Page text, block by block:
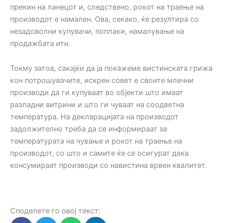
прекин на ланецот и, следствено, рокот на траење на
производот е намален. Ова, секако, ќе резултира со
незадоволни купувачи, поплаки, намалување на
продажбата итн.
Токму затоа, сакајќи да ја покажеме вистинската грижа
кон потрошувачите, искрен совет е своите млечни
производи да ги купуваат во објекти што имаат
разладни витрини и што ги чуваат на соодветна
температура. На декларацијата на производот
задолжително треба да се информираат за
температурата на чување и рокот на траење на
производот, со што и самите ќе се осигурат дека
консумираат производи со навистина врвен квалитет.
Споделете го овој текст: